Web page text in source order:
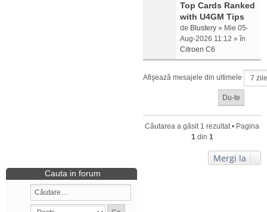
Top Cards Ranked
with U4GM Tips
de Blustery » Mie 05-
Aug-2026 11:12 » în
Citroen C6
Afişează mesajele din ultimele
Căutarea a găsit 1 rezultat • Pagina
1din 1
Mergi la
Cauta in forum